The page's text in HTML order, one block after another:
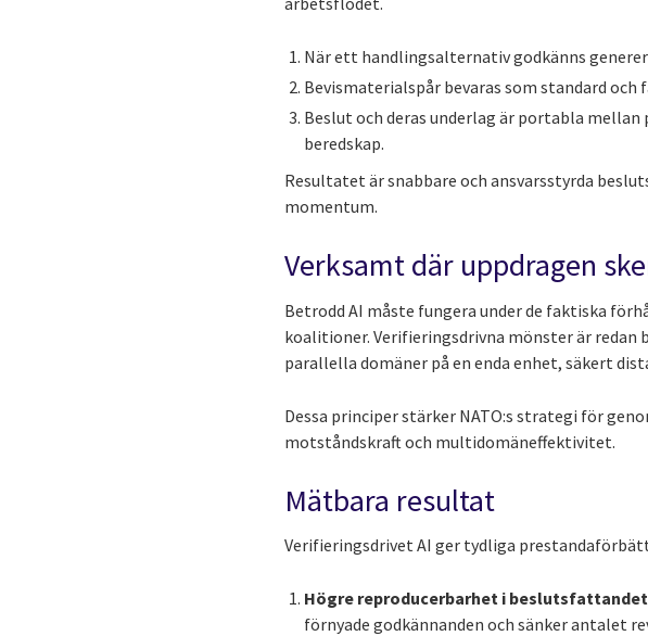
När ett handlingsalternativ godkänns
Bevismaterialspår bevaras som standard
Beslut och deras underlag är portabla
beredskap.
Resultatet är snabbare och ansvarsstyrda
momentum.
Verksamt där uppdragen
Betrodd AI måste fungera under de faktiska
koalitioner. Verifieringsdrivna mönster är redan
parallella domäner på en enda enhet, säkert
Dessa principer stärker NATO:s strategi för
motståndskraft och multidomäneffektivitet.
Mätbara resultat
Verifieringsdrivet AI ger tydliga
Högre reproducerbarhet i
förnyade godkännanden och sänker antalet